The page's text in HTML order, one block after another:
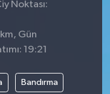
Noktası:
Gün
19:21
Bandırma